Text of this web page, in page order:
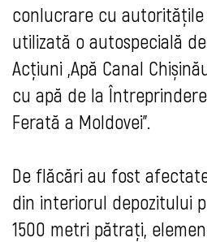
conlucrare cu
utilizată o autospecială
Acțiuni „Apă Canal
cu apă de la
Ferată a Moldovei”.
De flăcări au fost
din interiorul depozitului
1500 metri pătrați,